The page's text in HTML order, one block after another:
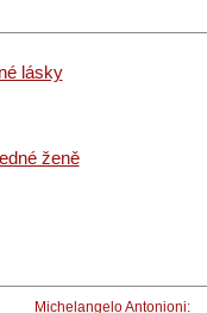
lásky
ženě
Michelangelo Antonioni: